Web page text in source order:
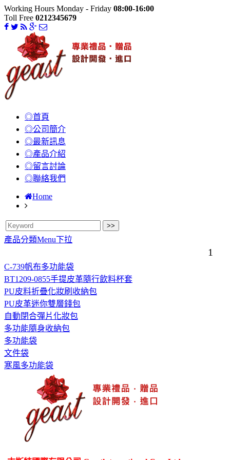
Working Hours Monday - Friday 08:00-16:00
Toll Free 0212345679
◎首頁
◎公司簡介
◎最新訊息
◎產品介紹
◎留言討論
◎聯絡我們
Home
產品分類Menu下拉
1
C-739帆布多功能袋
BT1209-0855手提皮革隨行飲料杯套
PU皮料折疊化妝刷收納包
PU皮革迷你雙層錢包
自動閉合彈片化妝包
多功能隨身收納包
多功能袋
文件袋
寒風多功能袋